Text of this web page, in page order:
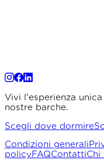
Vivi l'esperienza
nostre barche.
Scegli dove dormire
Condizioni generali
policyFAQContattiChi